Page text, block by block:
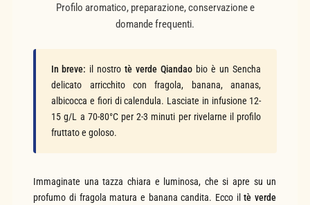
Profilo aromatico, preparazione, conservazione e
domande frequenti.
In breve: il nostrotè verde Qiandao bio è un Sencha
delicato arricchito con fragola, banana, ananas,
albicocca e fiori di calendula. Lasciate in infusione 12-
15 g/L a 70-80°C per 2-3 minuti per rivelarne il profilo
fruttato e goloso.
Immaginate una tazza chiara e luminosa, che si apre su un
profumo di fragola matura e banana candita. Ecco iltè verde